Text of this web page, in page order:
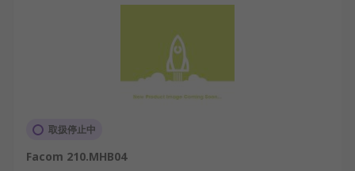
取扱停止中
Facom 210.MHB04